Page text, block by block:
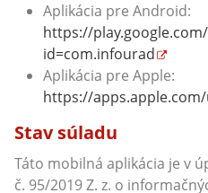
Aplikácia pre Android:
https://
id=com.infourad
Aplikácia pre Apple:
https://
Stav súladu
Táto mobilná aplikácia je v
č. 95/2019 Z. z. o